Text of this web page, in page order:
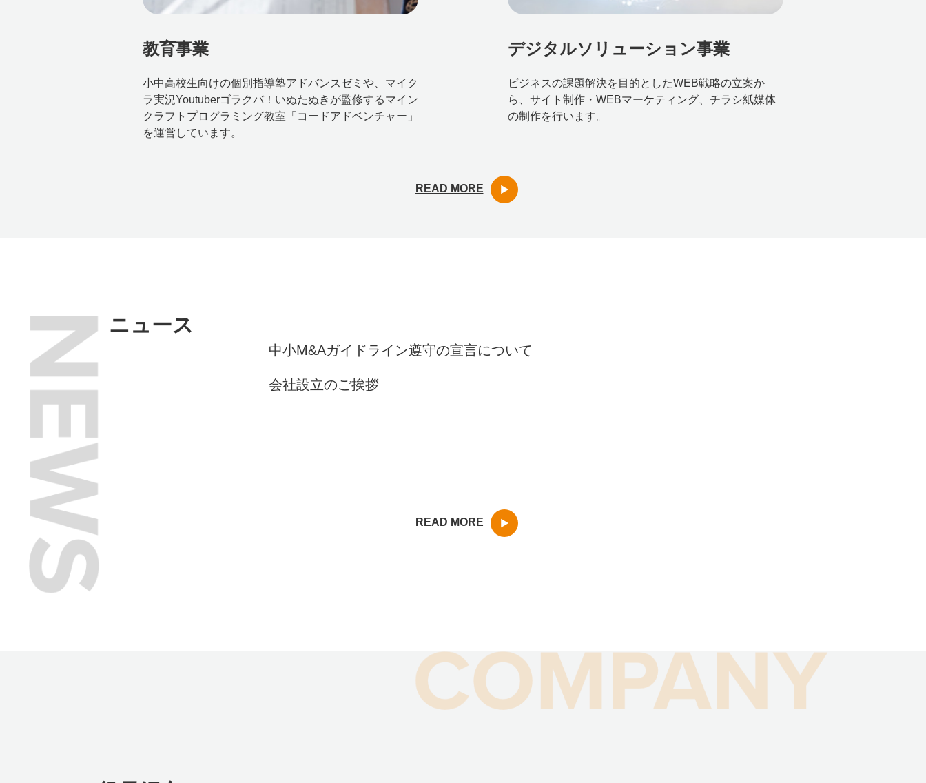
教育事業
小中高校生向けの個別指導塾アドバンスゼミや、マイク
ラ実況Youtuberゴラクバ！いぬたぬきが監修するマイン
クラフトプログラミング教室「コードアドベンチャー」
を運営しています。
デジタルソリューション事業
ビジネスの課題解決を目的としたWEB戦略の立案か
ら、サイト制作・WEBマーケティング、チラシ紙媒体
の制作を行います。
READ MORE
ニュース
中小M&Aガイドライン遵守の宣言について
会社設立のご挨拶
READ MORE